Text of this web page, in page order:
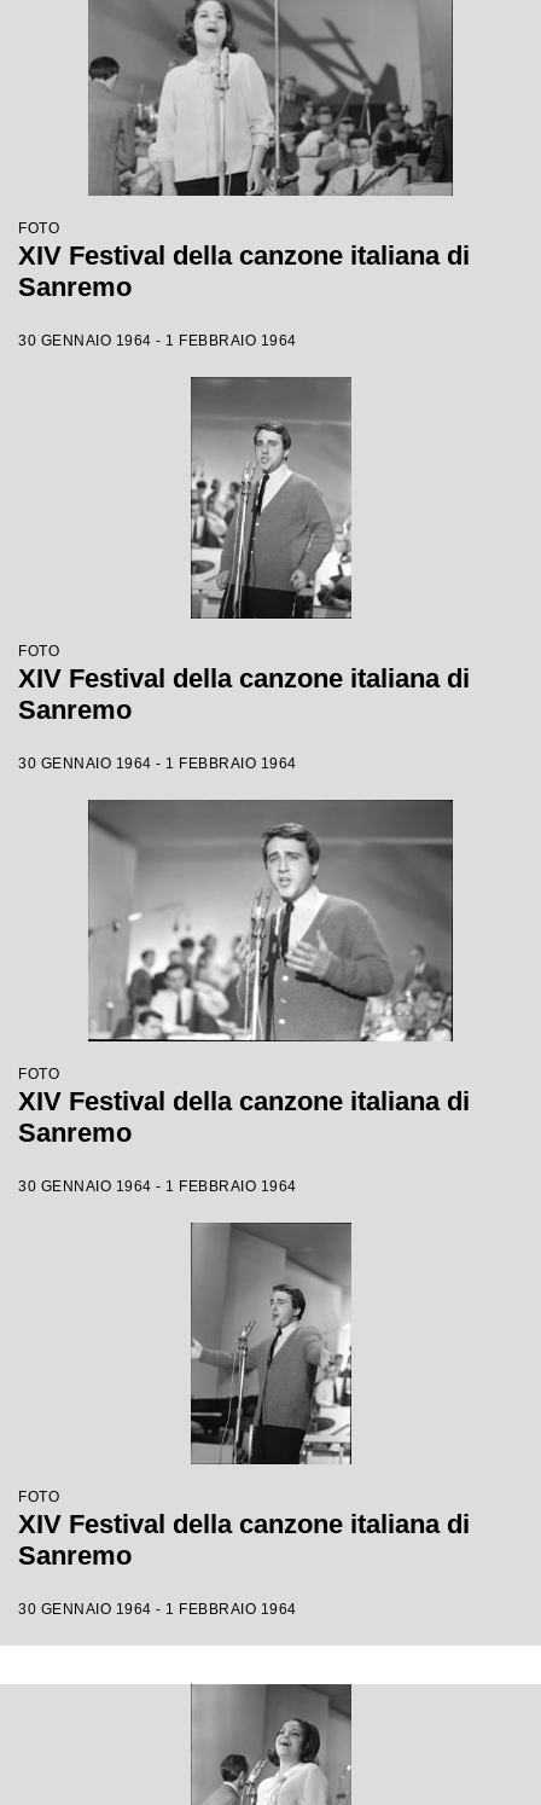
FOTO
XIV Festival della canzone italiana di
Sanremo
30 GENNAIO 1964 - 1 FEBBRAIO 1964
FOTO
XIV Festival della canzone italiana di
Sanremo
30 GENNAIO 1964 - 1 FEBBRAIO 1964
FOTO
XIV Festival della canzone italiana di
Sanremo
30 GENNAIO 1964 - 1 FEBBRAIO 1964
FOTO
XIV Festival della canzone italiana di
Sanremo
30 GENNAIO 1964 - 1 FEBBRAIO 1964